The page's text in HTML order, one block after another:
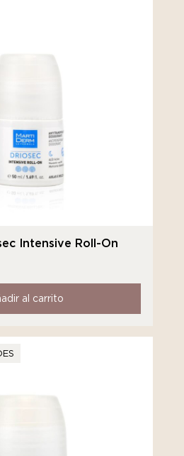
Intensive Roll-On
al carrito